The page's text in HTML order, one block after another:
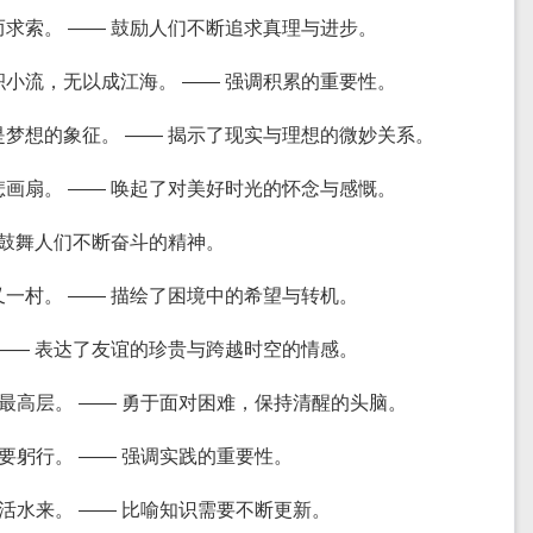
索。 —— 鼓励人们不断追求真理与进步。
流，无以成江海。 —— 强调积累的重要性。
想的象征。 —— 揭示了现实与理想的微妙关系。
扇。 —— 唤起了对美好时光的怀念与感慨。
人们不断奋斗的精神。
村。 —— 描绘了困境中的希望与转机。
表达了友谊的珍贵与跨越时空的情感。
高层。 —— 勇于面对困难，保持清醒的头脑。
躬行。 —— 强调实践的重要性。
水来。 —— 比喻知识需要不断更新。